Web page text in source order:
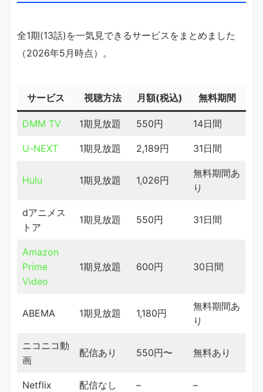
全1期(13話)を一気見できるサービスをまとめました
（2026年5月時点）。
サービス 視聴方法 月額(税込) 無料期間
DMM TV 1期見放題 550円 14日間
U-NEXT 1期見放題 2,189円 31日間
Hulu 1期見放題 1,026円
無料期間あ
り
dアニメス
トア
1期見放題 550円 31日間
Amazon
Prime
Video
1期見放題 600円 30日間
ABEMA 1期見放題 1,180円
無料期間あ
り
ニコニコ動
画
配信あり 550円〜 無料あり
Netflix 配信なし – –